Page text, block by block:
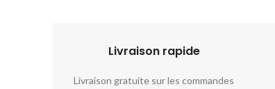
Livraison rapide​​
Livraison gratuite sur les commandes